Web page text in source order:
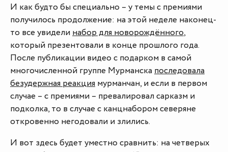
И как будто бы специально – у темы с премиями
получилось продолжение: на этой неделе наконец-
то все увидели набор для новорождённого,
который презентовали в конце прошлого года.
После публикации видео с подарком в самой
многочисленной группе Мурманска последовала
безудержная реакция мурманчан, и если в первом
случае – с премиями – превалировал сарказм и
подколка, то в случае с канцнабором северяне
откровенно негодовали и злились.
И вот здесь будет уместно сравнить: на четверых